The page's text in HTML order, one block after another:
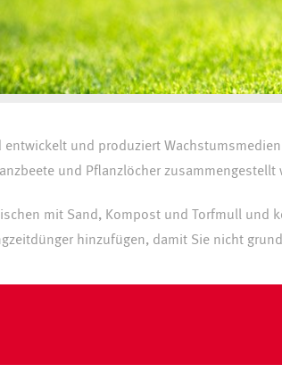
entwickelt und produziert
und Pflanzlöcher zusammengestellt
mit Sand, Kompost und Torfmull und
hinzufügen, damit Sie nicht